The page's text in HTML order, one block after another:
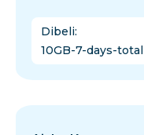
Dibeli:
10GB-7-days-total